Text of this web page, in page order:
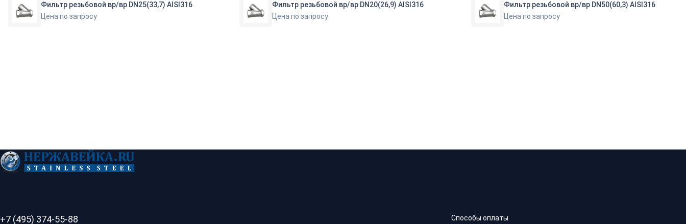
Фильтр резьбовой вр/вр DN25(33,7) AISI316
Цена по запросу
Фильтр резьбовой вр/вр DN20(26,9) AISI316
Цена по запросу
Фильтр резьбовой вр/вр DN50(60,3) AISI316
Цена по запросу
+7 (495) 374-55-88 Способы оплаты